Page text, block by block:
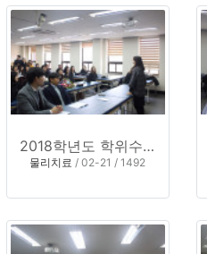
2018학년도 학위수여식 4
물리치료 / 02-21 / 1492